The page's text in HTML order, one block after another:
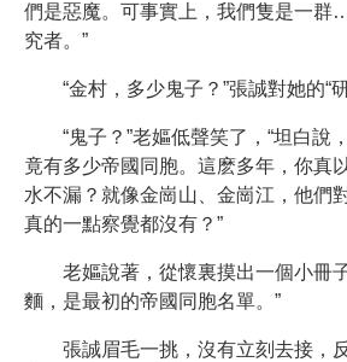
們是惡魔。可事實上，我們隻是一
究者。”
“金村，多少鬼子？”張誠對她的“
“鬼子？”老嫗低聲笑了，“坦白說
竟有多少帝國同胞。這麽多年，你真
水不漏？就像金崗山、金崗江，他們
真的一點察覺都沒有？”
老嫗說著，從懷裏摸出一個小冊
麵，是最初的帝國同胞名單。”
張誠眉毛一挑，沒有立刻去接，